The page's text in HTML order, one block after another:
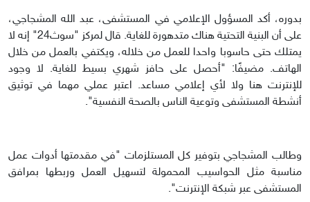
بدوره، أكد المسؤول الإعلامي في المستشفى، عبد الله المشجاجي،
على أن البنية التحتية هناك متدهورة للغاية. قال لمركز "سوث24" إنه لا
يمتلك حتى حاسوبا واحدا للعمل من خلاله، ويكتفي بالعمل من خلال
الهاتف. مضيفًا: "أحصل على حافز شهري بسيط للغاية. لا وجود
للإنترنت هنا ولا لأي إعلامي مساعد. اعتبر عملي مهما في توثيق
أنشطة المستشفى وتوعية الناس بالصحة النفسية".
وطالب المشجاجي بتوفير كل المستلزمات "في مقدمتها أدوات عمل
مناسبة مثل الحواسيب المحمولة لتسهيل العمل وربطها بمرافق
المستشفى عبر شبكة الإنترنت".